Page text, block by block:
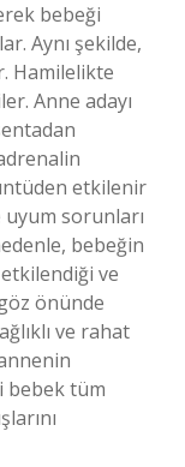
bebeği
Aynı şekilde,
Hamilelikte
Anne adayı
etkilenir
uyum sorunları
bebeğin
ve
önünde
ve rahat
bebek tüm